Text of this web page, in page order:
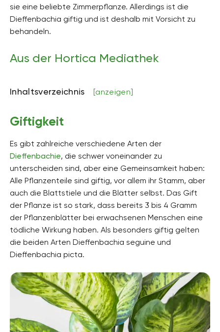
sie eine beliebte Zimmerpflanze. Allerdings ist die
Dieffenbachia giftig und ist deshalb mit Vorsicht zu
behandeln.
Aus der Hortica Mediathek
Inhaltsverzeichnis [anzeigen]
Giftigkeit
Es gibt zahlreiche verschiedene Arten der
Dieffenbachie, die schwer voneinander zu
unterscheiden sind, aber eine Gemeinsamkeit haben:
Alle Pflanzenteile sind giftig, vor allem ihr Stamm, aber
auch die Blattstiele und die Blätter selbst. Das Gift
der Pflanze ist so stark, dass bereits 3 bis 4 Gramm
der Pflanzenblätter bei erwachsenen Menschen eine
tödliche Wirkung haben. Als besonders giftig gelten
die beiden Arten Dieffenbachia seguine und
Dieffenbachia picta.